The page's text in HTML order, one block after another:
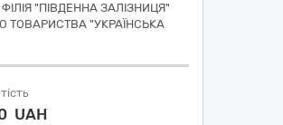
"ПІВДЕННА ЗАЛІЗНИЦЯ"
ТОВАРИСТВА "УКРАЇНСЬКА
UAH